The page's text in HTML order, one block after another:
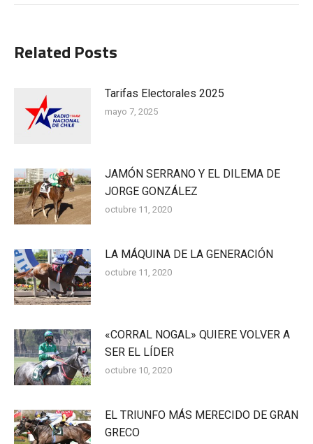
Related Posts
Tarifas Electorales 2025
mayo 7, 2025
JAMÓN SERRANO Y EL DILEMA DE
JORGE GONZÁLEZ
octubre 11, 2020
LA MÁQUINA DE LA GENERACIÓN
octubre 11, 2020
«CORRAL NOGAL» QUIERE VOLVER A
SER EL LÍDER
octubre 10, 2020
EL TRIUNFO MÁS MERECIDO DE GRAN
GRECO